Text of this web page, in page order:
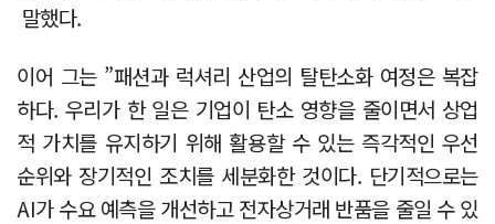
말했다.
이어 그는 ”패션과 럭셔리 산업의 탈탄소화 여정은 복잡
하다. 우리가 한 일은 기업이 탄소 영향을 줄이면서 상업
적 가치를 유지하기 위해 활용할 수 있는 즉각적인 우선
순위와 장기적인 조치를 세분화한 것이다. 단기적으로는
AI가 수요 예측을 개선하고 전자상거래 반품을 줄일 수 있